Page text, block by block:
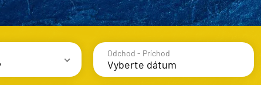
Odchod - Príchod